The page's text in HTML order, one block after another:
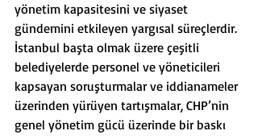
yönetim kapasitesini ve siyaset
gündemini etkileyen yargısal süreçlerdir.
İstanbul başta olmak üzere çeşitli
belediyelerde personel ve yöneticileri
kapsayan soruşturmalar ve iddianameler
üzerinden yürüyen tartışmalar, CHP’nin
genel yönetim gücü üzerinde bir baskı